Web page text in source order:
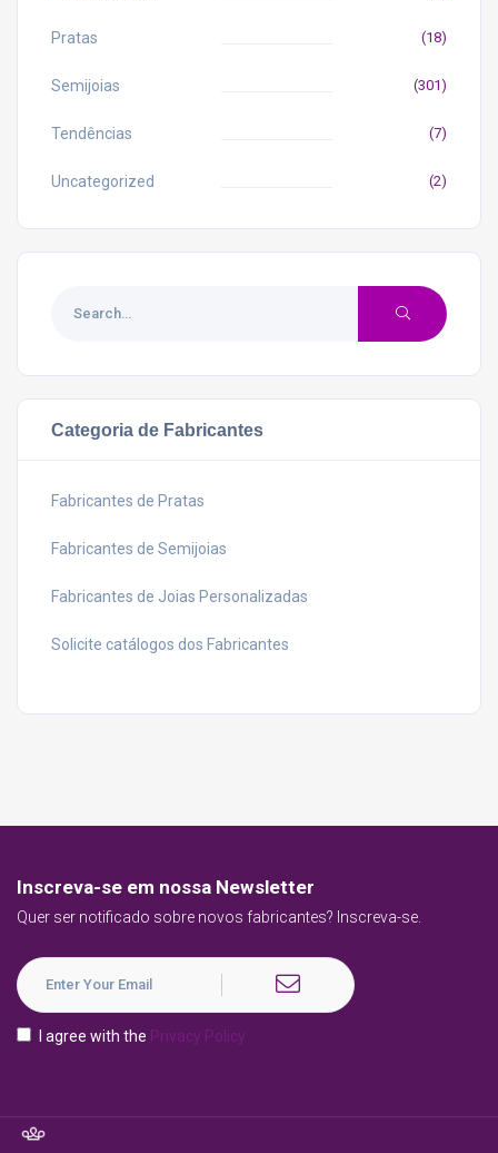
Pratas (18)
Semijoias (301)
Tendências (7)
Uncategorized (2)
Categoria de Fabricantes
Fabricantes de Pratas
Fabricantes de Semijoias
Fabricantes de Joias Personalizadas
Solicite catálogos dos Fabricantes
Inscreva-se em nossa Newsletter
Quer ser notificado sobre novos fabricantes? Inscreva-se.
I agree with the Privacy Policy